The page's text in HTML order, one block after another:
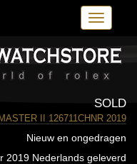
Toggle
SOLD
II 126711CHNR 2019
Nieuw en ongedragen
2019 Nederlands geleverd